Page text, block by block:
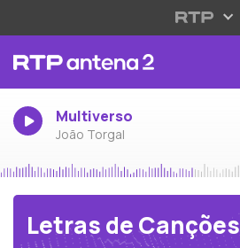
Multiverso
João Torgal
Letras de Canções